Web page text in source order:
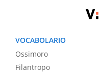
VOCABOLARIO
Ossimoro
Filantropo